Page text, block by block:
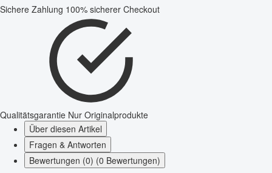
Sichere Zahlung 100% sicherer Checkout
Qualitätsgarantie Nur Originalprodukte
Über diesen Artikel
Fragen & Antworten
Bewertungen (0) (0 Bewertungen)